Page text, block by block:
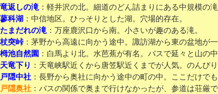
竜返しの滝 ：軽井沢の北。細道のどん詰まりにある中規模の
蓼科湖 ：中信地区。ひっそりとした湖。穴場的存在。
たまだれの滝 ：万座鹿沢口から南。小さいが趣のある滝。
杖突峠：茅野から高遠に向かう途中。諏訪湖から東の盆地が
栂池自然園 ：白馬より北。水芭蕉が有名。バスで延々と山の
天竜下り ：天竜峡駅近くから唐笠駅近くまでが人気。のんび
戸隠中社 ：長野から奥社に向かう途中の町の中。ここだけで
戸隠奥社 ：バスの関係で奥まで行けなかったが、参道は荘厳